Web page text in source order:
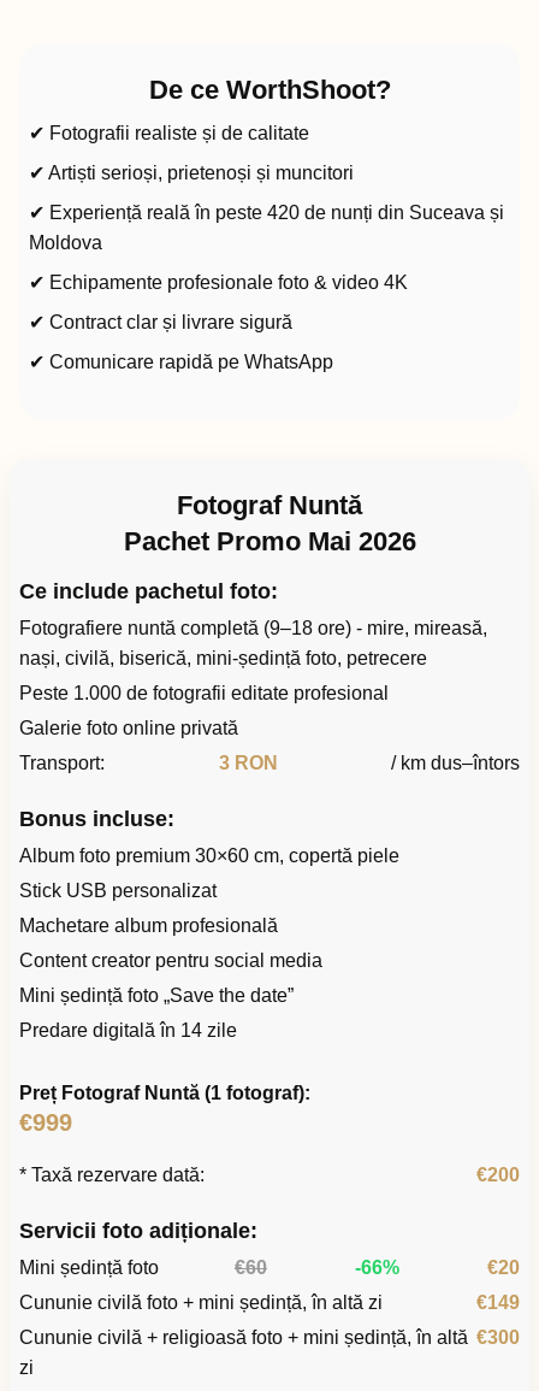
De ce WorthShoot?
✔ Fotografii realiste și de calitate
✔ Artiști serioși, prietenoși și muncitori
✔ Experiență reală în peste 420 de nunți din Suceava și
Moldova
✔ Echipamente profesionale foto & video 4K
✔ Contract clar și livrare sigură
✔ Comunicare rapidă pe WhatsApp
Fotograf Nuntă
Pachet Promo Mai 2026
Ce include pachetul foto:
Fotografiere nuntă completă (9–18 ore) - mire, mireasă,
nași, civilă, biserică, mini-ședință foto, petrecere
Peste 1.000 de fotografii editate profesional
Galerie foto online privată
Transport:
3 RON / km dus–întors
Bonus incluse:
Album foto premium 30×60 cm, copertă piele
Stick USB personalizat
Machetare album profesională
Content creator pentru social media
Mini ședință foto „Save the date”
Predare digitală în 14 zile
Preț Fotograf Nuntă (1 fotograf):
€999
* Taxă rezervare dată: €200
Servicii foto adiționale:
Mini ședință foto €60 -66%
€20
Cununie civilă foto + mini ședință, în altă zi
€149
Cununie civilă + religioasă foto + mini ședință, în altă
zi
€300